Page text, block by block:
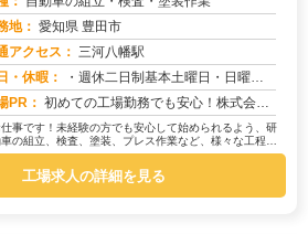
地： 愛知県 豊田市
アクセス： 三河八幡駅
・休暇：
・週休二日制基本土曜日・日曜日・長期休暇ありGW休暇・お盆休暇・年末年始休暇・年次有給休暇あり※配属先、工場カレン...
PR： 初めての工場勤務でも安心！株式会社京栄センターで、新しい一歩を踏み出してみませんか？充実のサポート体制で、あなたを...
事です！未経験の方でも安心して始められるよう、研
の組立、検査、塗装、プレス作業など、様々な工程が
容...
工場求人の詳細を見る